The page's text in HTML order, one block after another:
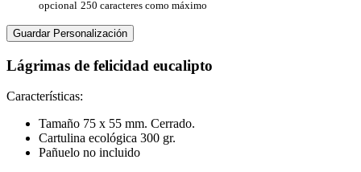
opcional 250 caracteres como máximo
Guardar Personalización
Lágrimas de felicidad eucalipto
Características:
Tamaño 75 x 55 mm. Cerrado.
Cartulina ecológica 300 gr.
Pañuelo no incluido